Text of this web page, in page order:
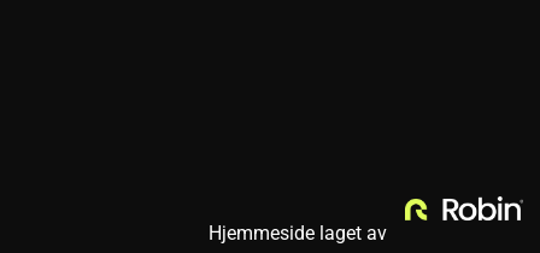
Hjemmeside laget av